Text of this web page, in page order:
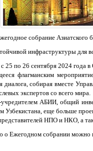
собрание
инфраструктуры для
25 по 26 сентября 2024 года в
флагманским
диалога, собирая вместе
экспертов со всего мира.
учредителем АБИИ, общий
еще больше
представителей НПО и НКО, а
Ежегодном собрании можно